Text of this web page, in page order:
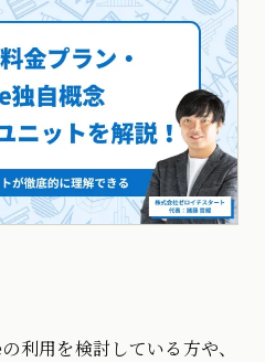
利用を検討している方や、